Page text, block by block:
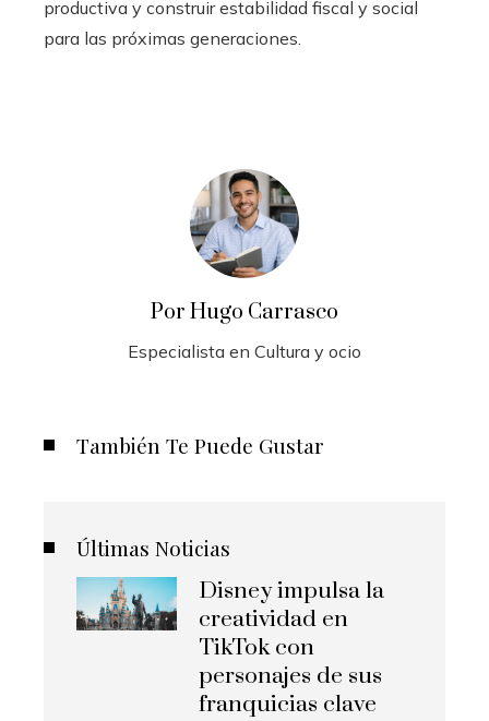
productiva y construir estabilidad fiscal y social
para las próximas generaciones.
Por Hugo Carrasco
Especialista en Cultura y ocio
También Te Puede Gustar
Últimas Noticias
Disney impulsa la
creatividad en
TikTok con
personajes de sus
franquicias clave